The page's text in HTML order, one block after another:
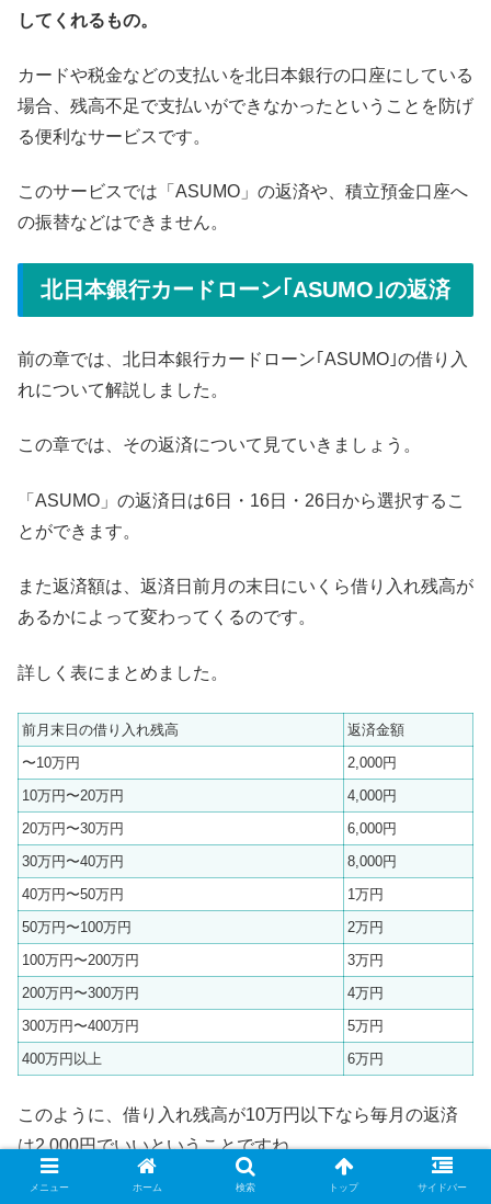
してくれるもの。
カードや税金などの支払いを北日本銀行の口座にしている
場合、残高不足で支払いができなかったということを防げ
る便利なサービスです。
このサービスでは「ASUMO」の返済や、積立預金口座へ
の振替などはできません。
北日本銀行カードローン｢ASUMO｣の返済
前の章では、北日本銀行カードローン｢ASUMO｣の借り入
れについて解説しました。
この章では、その返済について見ていきましょう。
「ASUMO」の返済日は6日・16日・26日から選択するこ
とができます。
また返済額は、返済日前月の末日にいくら借り入れ残高が
あるかによって変わってくるのです。
詳しく表にまとめました。
前月末日の借り入れ残高
返済金額
〜10万円
2,000円
10万円〜20万円
4,000円
20万円〜30万円
6,000円
30万円〜40万円
8,000円
40万円〜50万円
1万円
50万円〜100万円
2万円
100万円〜200万円
3万円
200万円〜300万円
4万円
300万円〜400万円
5万円
400万円以上
6万円
このように、借り入れ残高が10万円以下なら毎月の返済
は2,000円でいいということですね。
メニュー ホーム 検索 トップ サイドバー